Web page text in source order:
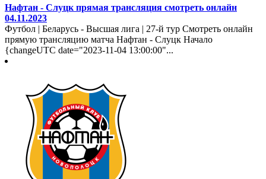
Нафтан - Слуцк прямая трансляция смотреть онлайн
04.11.2023
Футбол | Беларусь - Высшая лига | 27-й тур Смотреть онлайн
прямую трансляцию матча Нафтан - Слуцк Начало
{changeUTC date="2023-11-04 13:00:00"...